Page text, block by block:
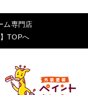
ム専門店
TOPへ